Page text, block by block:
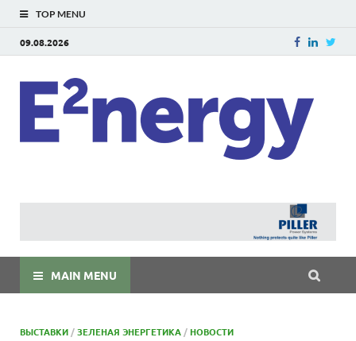
TOP MENU
09.08.2026
MAIN MENU
ВЫСТАВКИ /ЗЕЛЕНАЯ ЭНЕРГЕТИКА /НОВОСТИ